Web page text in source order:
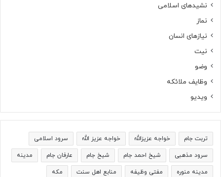
نشیدهای اسلامی
نماز
نیازهای انسان
نیت
وضو
وظایف ملائکه
ویدیو
تربت جام خواجه عزیزالله خواجه عزیز الله سرود اسلامی
سرود مذهبی شیخ احمد جام شیخ جام عارفان جام مدینه
مدینه منوره مفتی وظیفه منابع اهل سنت مکه